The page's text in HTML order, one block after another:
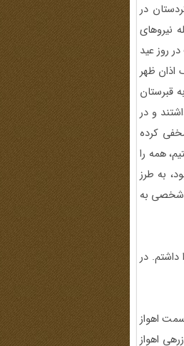
در
نیروهای
روز عید
اذان ظهر
قبرستان
و در
کرده
که همراه داشتیم، همه را
بود، به طرز
از 6 ماه، به در‌خواست شخصی به
سابقه خدمت در جبهة جنوب و درگیری با عراق بین سال‌های 1347، 1348 و 1353 را داشتم. در
به سمت اهواز
حرکت کردیم. بعد از اینکه به اهواز رسیدیم، شب اول را در هتل خوابیدیم. سپس وارد لشکر 92 زرهی اهواز